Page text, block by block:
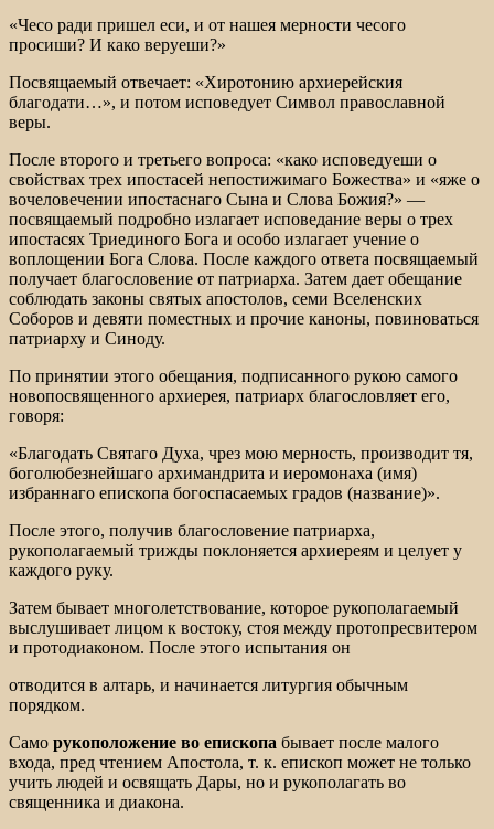
«Чесо ради пришел еси, и от нашея мерности чесого
просиши? И како веруеши?»
Посвящаемый отвечает: «Хиротонию архиерейския
благодати…», и потом исповедует Символ православной
веры.
После второго и третьего вопроса: «како исповедуеши о
свойствах трех ипостасей непостижимаго Божества» и «яже о
вочеловечении ипостаснаго Сына и Слова Божия?» —
посвящаемый подробно излагает исповедание веры о трех
ипостасях Триединого Бога и особо излагает учение о
воплощении Бога Слова. После каждого ответа посвящаемый
получает благословение от патриарха. Затем дает обещание
соблюдать законы святых апостолов, семи Вселенских
Соборов и девяти поместных и прочие каноны, повиноваться
патриарху и Синоду.
По принятии этого обещания, подписанного рукою самого
новопосвященного архиерея, патриарх благословляет его,
говоря:
«Благодать Святаго Духа, чрез мою мерность, производит тя,
боголюбезнейшаго архимандрита и иеромонаха (имя)
избраннаго епископа богоспасаемых градов (название)».
После этого, получив благословение патриарха,
рукополагаемый трижды поклоняется архиереям и целует у
каждого руку.
Затем бывает многолетствование, которое рукополагаемый
выслушивает лицом к востоку, стоя между протопресвитером
и протодиаконом. После этого испытания он
отводится в алтарь, и начинается литургия обычным
порядком.
Само рукоположение во епископа бывает после малого
входа, пред чтением Апостола, т. к. епископ может не только
учить людей и освящать Дары, но и рукополагать во
священника и диакона.